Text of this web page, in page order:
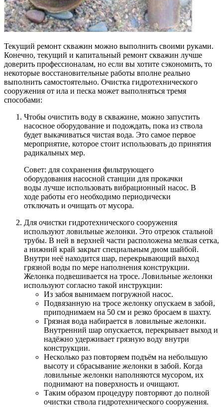
Текущий ремонт скважин можно выполнить своими руками.
Конечно, текущий и капитальный ремонт скважин лучше
доверить профессионалам, но если вы хотите сэкономить, то
некоторые восстановительные работы вполне реально
выполнить самостоятельно. Очистка гидротехнического
сооружения от ила и песка может выполняться тремя
способами:
Чтобы очистить воду в скважине, можно запустить
насосное оборудование и подождать, пока из ствола
будет выкачиваться чистая вода. Это самое первое
мероприятие, которое стоит использовать до принятия
радикальных мер.
Совет: для сохранения фильтрующего
оборудования насосной станции для прокачки
воды лучше использовать вибрационный насос. В
ходе работы его необходимо периодически
отключать и очищать от мусора.
Для очистки гидротехнического сооружения
используют ловильные желонки. Это отрезок стальной
трубы. В ней в верхней части расположена мелкая сетка,
а нижний край закрыт специальным дном шайбой.
Внутри неё находится шар, перекрывающий выход
грязной воды по мере наполнения конструкции.
Желонка подвешивается на тросе. Ловильные желонки
используют согласно такой инструкции:
Из забоя вынимаем погружной насос.
Подвязанную на тросе желонку опускаем в забой,
приподнимаем на 50 см и резко бросаем в шахту.
Грязная вода набирается в ловильные желонки.
Внутренний шар опускается, перекрывает выход и
надёжно удерживает грязную воду внутри
конструкции.
Несколько раз повторяем подъём на небольшую
высоту и сбрасывание желонки в забой. Когда
ловильные желонки наполняются мусором, их
поднимают на поверхность и очищают.
Таким образом процедуру повторяют до полной
очистки ствола гидротехнического сооружения.